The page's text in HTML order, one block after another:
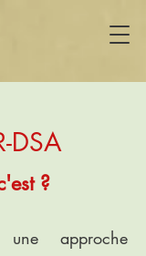
DSA
?
approche